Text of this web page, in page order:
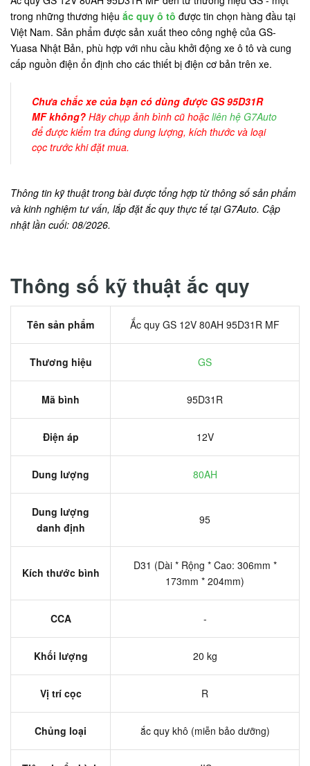
trong những thương hiệu ắc quy ô tô được tin chọn hàng đầu tại
Việt Nam. Sản phẩm được sản xuất theo công nghệ của GS-
Yuasa Nhật Bản, phù hợp với nhu cầu khởi động xe ô tô và cung
cấp nguồn điện ổn định cho các thiết bị điện cơ bản trên xe.
Chưa chắc xe của bạn có dùng được GS 95D31R
MF không? Hãy chụp ảnh bình cũ hoặc liên hệ G7Auto
để được kiểm tra đúng dung lượng, kích thước và loại
cọc trước khi đặt mua.
Thông tin kỹ thuật trong bài được tổng hợp từ thông số sản phẩm
và kinh nghiệm tư vấn, lắp đặt ắc quy thực tế tại G7Auto. Cập
nhật lần cuối: 08/2026.
Thông số kỹ thuật ắc quy
Tên sản phẩm Ắc quy GS 12V 80AH 95D31R MF
Thương hiệu GS
Mã bình 95D31R
Điện áp 12V
Dung lượng 80AH
Dung lượng
danh định
95
Kích thước bình
D31 (Dài * Rộng * Cao: 306mm *
173mm * 204mm)
CCA -
Khối lượng 20 kg
Vị trí cọc R
Chủng loại ắc quy khô (miễn bảo dưỡng)